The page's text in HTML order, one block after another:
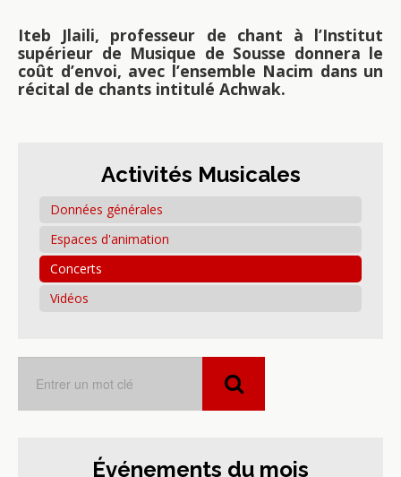
Iteb Jlaili, professeur de chant à l’Institut
supérieur de Musique de Sousse donnera le
coût d’envoi, avec l’ensemble Nacim dans un
récital de chants intitulé Achwak.
Activités Musicales
Données générales
Espaces d'animation
Concerts
Vidéos
Événements du mois